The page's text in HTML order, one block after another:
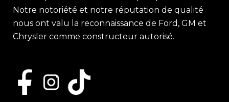
Notre notoriété et notre réputation de qualité
nous ont valu la reconnaissance de Ford, GM et
Chrysler comme constructeur autorisé.